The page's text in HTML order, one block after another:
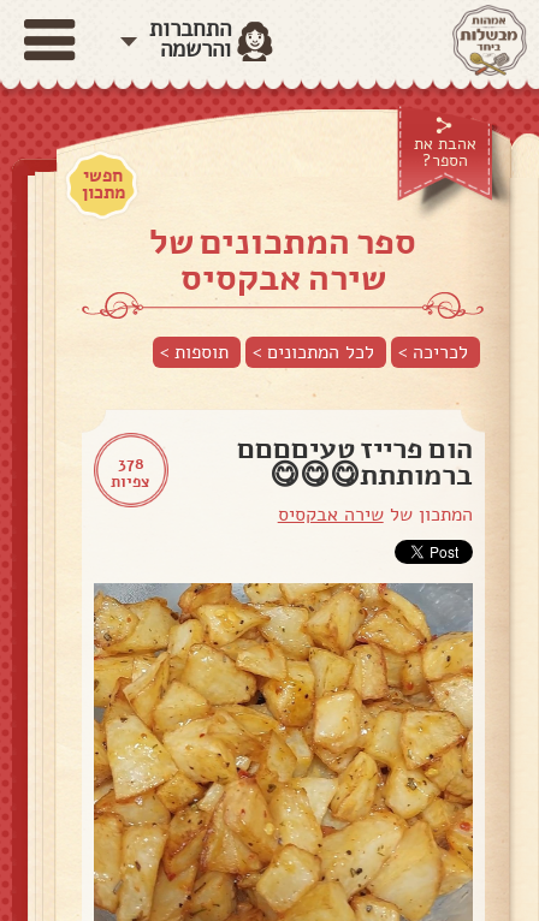
התחברות
והרשמה
אהבת את
הספר?
חפשי
מתכון
ספר המתכונים של
שירה אבקסיס
לכריכה > לכל המתכונים > תוספות>
378
צפיות
הום פרייז טעיםםםם
ברמותתת😋😋😋
המתכון שלשירה אבקסיס